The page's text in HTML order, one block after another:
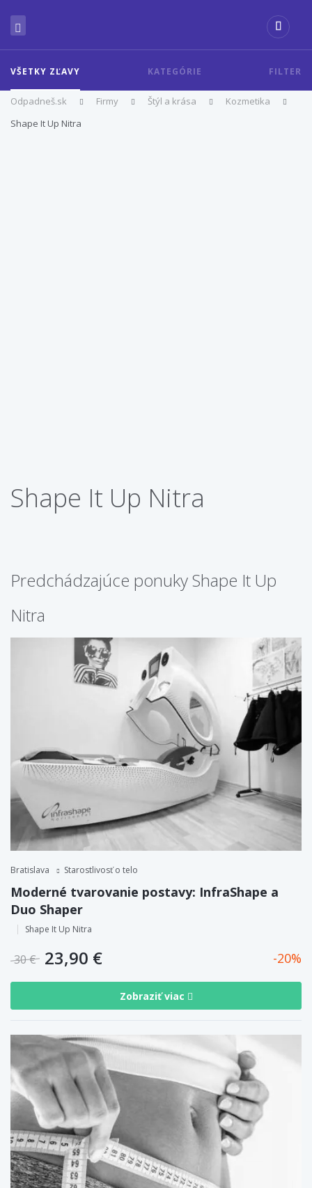
VŠETKY ZĽAVY KATEGÓRIE FILTER
Odpadneš.sk Firmy Štýl a krása
Kozmetika
Shape It Up Nitra
Shape It Up Nitra
Predchádzajúce ponuky Shape It Up
Nitra
Bratislava Starostlivosť o telo
Moderné tvarovanie postavy: InfraShape a
Duo Shaper
Shape It Up Nitra
30 € 23,90 € 20
Zobraziť viac